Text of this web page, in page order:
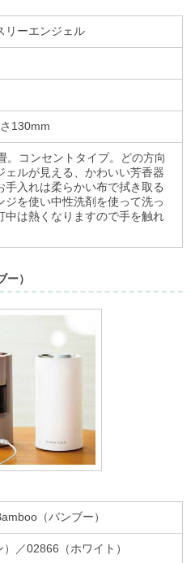
ーエンジェル
130mm
。コンセントタイプ。どの方向
ェルが見える、かわいい芳香器
手入れは柔らかい布で拭き取る
ジを使い中性洗剤を使って洗っ
中は熱くなりますので手を触れ
）
（バンブー）
／02866（ホワイト）